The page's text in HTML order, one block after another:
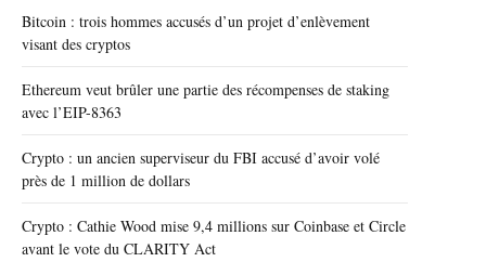
Bitcoin : trois hommes accusés d’un projet d’enlèvement
visant des cryptos
Ethereum veut brûler une partie des récompenses de staking
avec l’EIP-8363
Crypto : un ancien superviseur du FBI accusé d’avoir volé
près de 1 million de dollars
Crypto : Cathie Wood mise 9,4 millions sur Coinbase et Circle
avant le vote du CLARITY Act